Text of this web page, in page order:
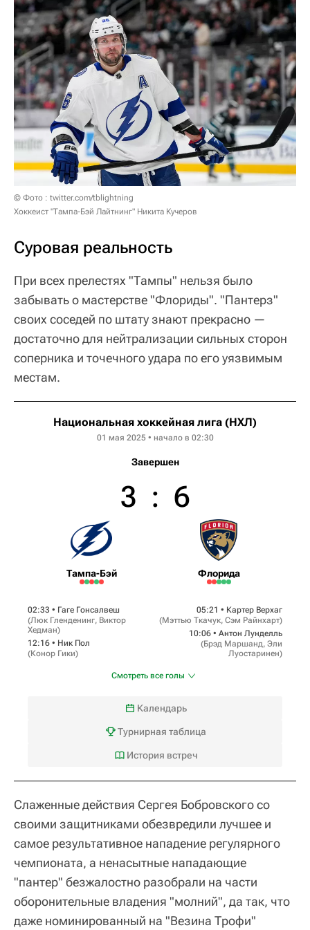
© Фото : twitter.com/tblightning
Хоккеист "Тампа-Бэй Лайтнинг" Никита Кучеров
Суровая реальность
При всех прелестях "Тампы" нельзя было
забывать о мастерстве "Флориды". "Пантерз"
своих соседей по штату знают прекрасно —
достаточно для нейтрализации сильных сторон
соперника и точечного удара по его уязвимым
местам.
Национальная хоккейная лига (НХЛ)
01 мая 2025 • начало в 02:30
Завершен
Тампа-Бэй
3 : 6
Флорида
02:33 • Гаге Гонсалвеш
(Люк Гленденинг, Виктор
Хедман)
12:16 • Ник Пол
(Конор Гики)
05:21 • Картер Верхаг
(Мэттью Ткачук, Сэм Райнхарт)
10:06 • Антон Лунделль
(Брэд Маршанд, Эли
Луостаринен)
Смотреть все голы
Календарь
Турнирная таблица
История встреч
Слаженные действия Сергея Бобровского со
своими защитниками обезвредили лучшее и
самое результативное нападение регулярного
чемпионата, а ненасытные нападающие
"пантер" безжалостно разобрали на части
оборонительные владения "молний", да так, что
даже номинированный на "Везина Трофи"